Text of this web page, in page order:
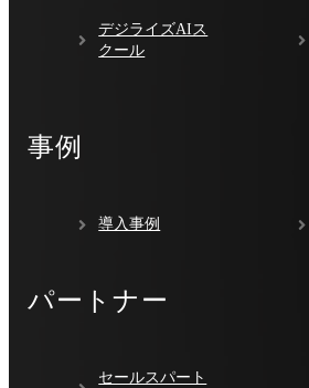
デジライズAIス
クール
事例
導入事例
パートナー
セールスパート